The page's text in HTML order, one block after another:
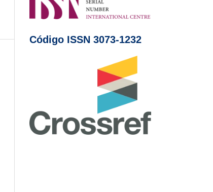
Código ISSN 3073-1232